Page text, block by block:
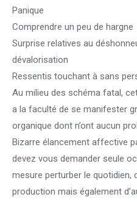
Panique
Comprendre un peu de hargne
Surprise relatives au
dévalorisation
Ressentis touchant à sans
Au milieu des schéma fatal,
a la faculté de se manifester
organique dont n’ont aucun
Bizarre élancement affective
devez vous demander seule
mesure perturber le quotidien,
production mais également